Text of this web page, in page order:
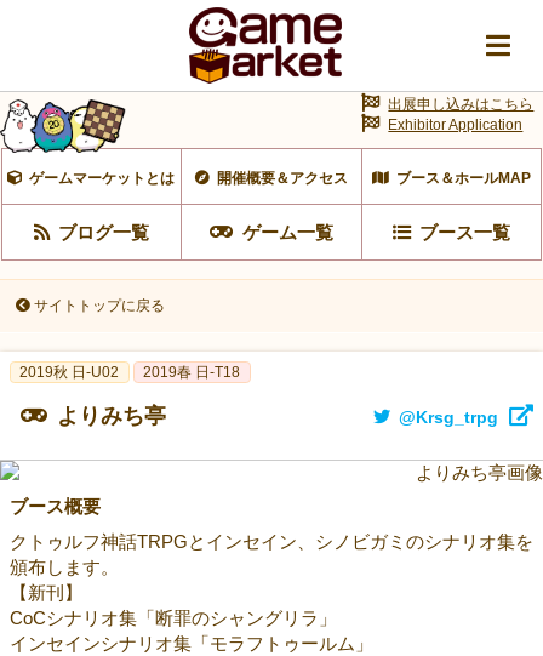
ゲームマーケットとは 開催概要＆アクセス ブース＆ホールMAP
ブログ一覧 ゲーム一覧 ブース一覧
出展申し込みはこちら
Exhibitor Application
サイトトップに戻る
2019秋 日-U02 2019春 日-T18
よりみち亭 @Krsg_trpg
ブース概要
クトゥルフ神話TRPGとインセイン、シノビガミのシナリオ集を
頒布します。
【新刊】
CoCシナリオ集「断罪のシャングリラ」
インセインシナリオ集「モラフトゥールム」